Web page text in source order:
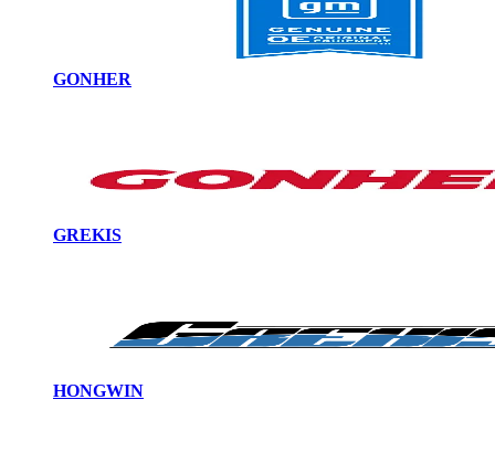
GONHER
GREKIS
HONGWIN